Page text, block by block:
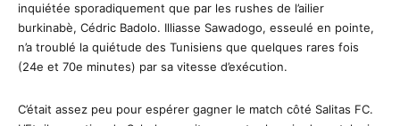
inquiétée sporadiquement que par les rushes de l’ailier
burkinabè, Cédric Badolo. Illiasse Sawadogo, esseulé en pointe,
n’a troublé la quiétude des Tunisiens que quelques rares fois
(24e et 70e minutes) par sa vitesse d’exécution.
C’était assez peu pour espérer gagner le match côté Salitas FC.